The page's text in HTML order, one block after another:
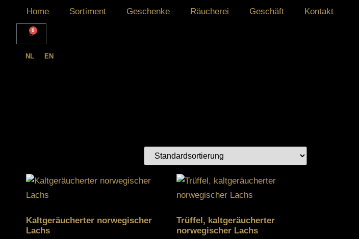
Home Sortiment Geschenke Räucherei Geschäft Kontakt
0
NL EN
Kaltgeräucherter norwegischer
Lachs
Trüffel, kaltgeräucherter
norwegischer Lachs